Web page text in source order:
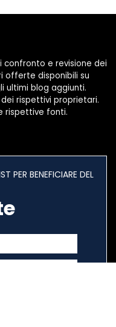
confronto e revisione dei
offerte disponibili su
ultimi blog aggiunti.
rispettivi proprietari.
rispettive fonti.
PER BENEFICIARE DEL